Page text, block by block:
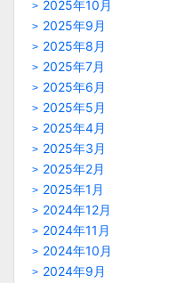
2025年10月
2025年9月
2025年8月
2025年7月
2025年6月
2025年5月
2025年4月
2025年3月
2025年2月
2025年1月
2024年12月
2024年11月
2024年10月
2024年9月